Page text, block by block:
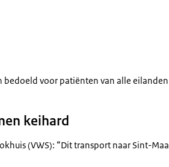
C-17 met medische apparatuur en
bedoeld voor patiënten van alle
keihard
(VWS): “Dit transport naar Sint-